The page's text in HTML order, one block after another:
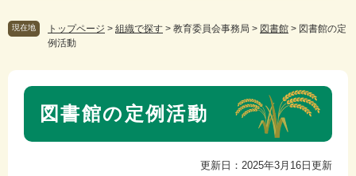
現在地 トップページ > 組織で探す > 教育委員会事務局 > 図書館 > 図書館の定
例活動
本
図書館の定例活動
更新日：2025年3月16日更新